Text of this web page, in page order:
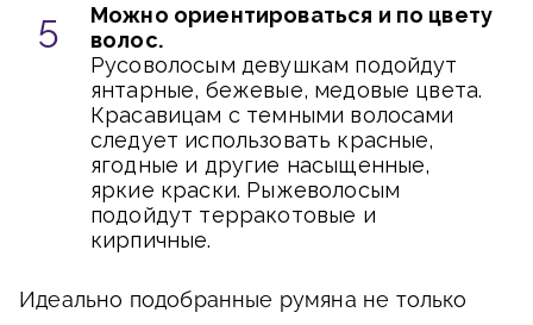
Можно ориентироваться и по цвету
волос.
Русоволосым девушкам подойдут
янтарные, бежевые, медовые цвета.
Красавицам с темными волосами
следует использовать красные,
ягодные и другие насыщенные,
яркие краски. Рыжеволосым
подойдут терракотовые и
кирпичные.
Идеально подобранные румяна не только